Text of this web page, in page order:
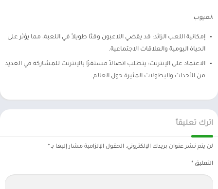
العيوب
إمكانية اللعب الزائد: قد يقضي اللاعبون وقتًا طويلاً في اللعبة، مما يؤثر على
الحياة اليومية والعلاقات الاجتماعية.
الاعتماد على الإنترنت: يتطلب اتصالاً مستقرًا بالإنترنت للمشاركة في العديد
من الأحداث والبطولات المثيرة حول العالم.
اترك تعليقاً
لن يتم نشر عنوان بريدك الإلكتروني. الحقول الإلزامية مشار إليها بـ *
التعليق *